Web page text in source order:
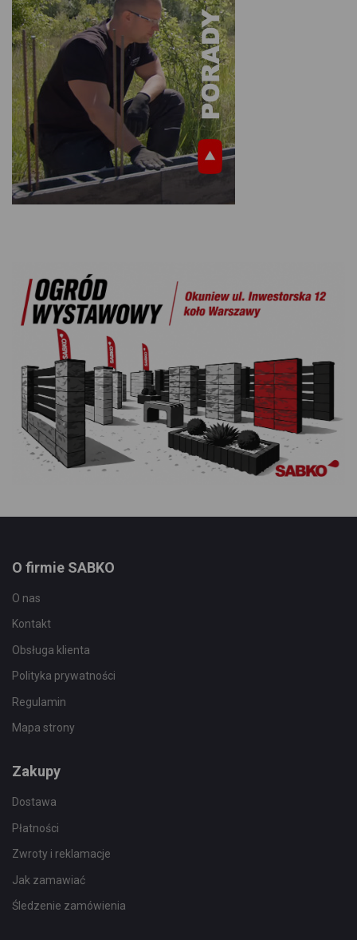
O firmie SABKO
O nas
Kontakt
Obsługa klienta
Polityka prywatności
Regulamin
Mapa strony
Zakupy
Dostawa
Płatności
Zwroty i reklamacje
Jak zamawiać
Śledzenie zamówienia